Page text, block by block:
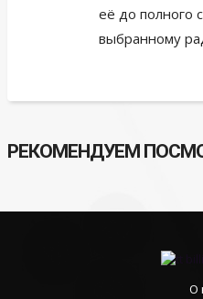
её до полного
выбранному
РЕКОМЕНДУЕМ
О